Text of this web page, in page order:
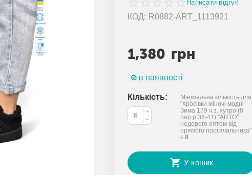
Написати відгук
КОД: R0882-ART_1113921
1,380 грн
в наявності
Кількість:
+
−
Мінімальна кількість для
"Кросівки жіночі модні
Зима 179 ч.з. хутро (8
пар р.36-41) "ARTO"
недорого оптом від
прямого постачальника"
є8.
У кошик